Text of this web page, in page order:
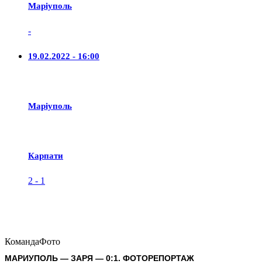
Маріуполь
-
19.02.2022 - 16:00
Маріуполь
Карпати
2 - 1
КомандаФото
МАРИУПОЛЬ — ЗАРЯ — 0:1. ФОТОРЕПОРТАЖ